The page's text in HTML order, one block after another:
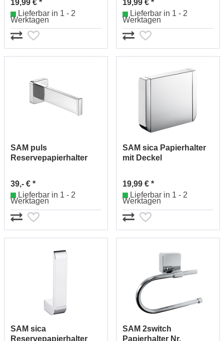
19,99 € *
Lieferbar in 1 - 2
Werktagen
19,99 € *
Lieferbar in 1 - 2
Werktagen
SAM puls
Reservepapierhalter
39,- € *
Lieferbar in 1 - 2
Werktagen
SAM sica Papierhalter
mit Deckel
19,99 € *
Lieferbar in 1 - 2
Werktagen
SAM sica
Reservepapierhalter
SAM 2switch
Papierhalter Nr.